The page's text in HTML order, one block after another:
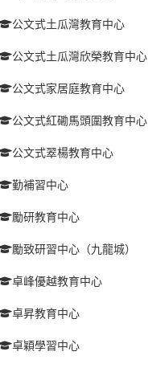
公文式土瓜灣教育中心
公文式土瓜灣欣榮教育中心
公文式家居庭教育中心
公文式紅磡馬頭圍教育中心
公文式翠楊教育中心
勤補習中心
勵研教育中心
勵致研習中心（九龍城）
卓峰優越教育中心
卓昇教育中心
卓穎學習中心